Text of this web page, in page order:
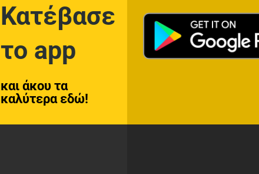
Κατέβασε
το app
και άκου τα
καλύτερα εδώ!